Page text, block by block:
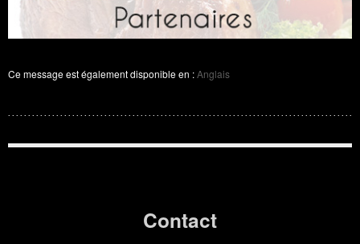
Ce message est également disponible en :Anglais
Contact